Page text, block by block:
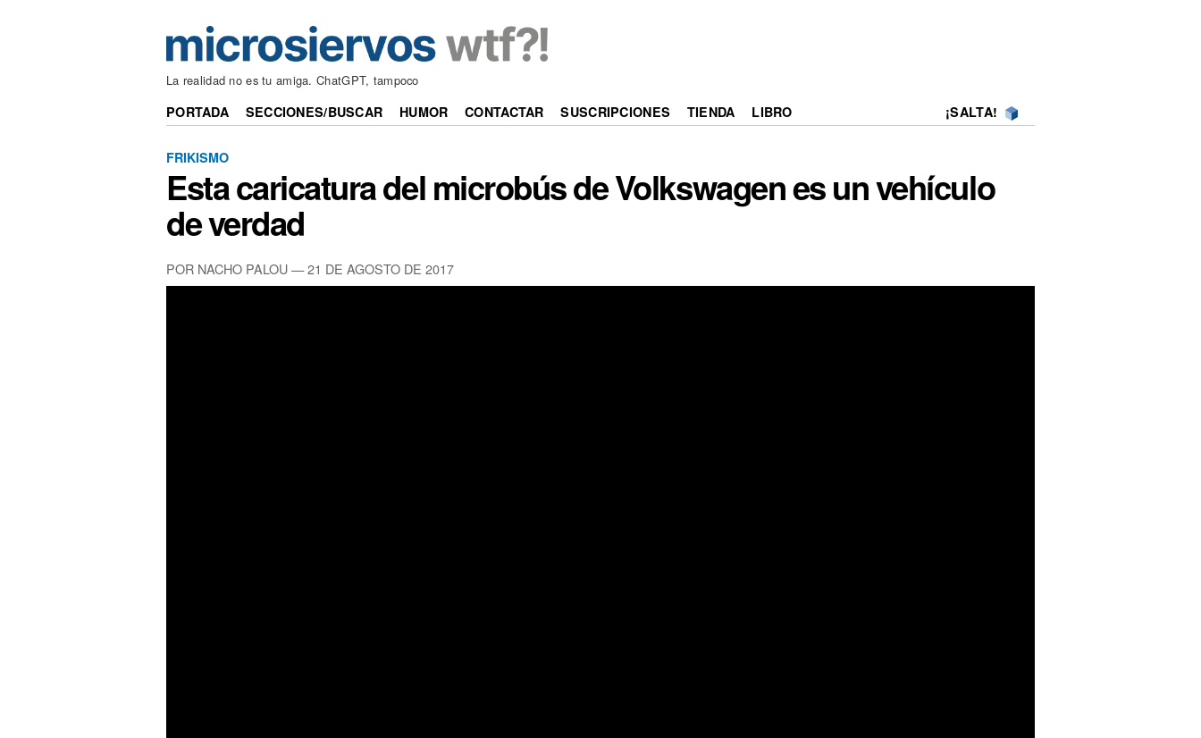
La realidad no es tu amiga. ChatGPT, tampoco
PORTADA SECCIONES/BUSCAR HUMOR CONTACTAR SUSCRIPCIONES TIENDA LIBRO ¡SALTA!
FRIKISMO
Esta caricatura del microbús de Volkswagen es un vehículo
de verdad
POR NACHO PALOU —21 DE AGOSTO DE 2017